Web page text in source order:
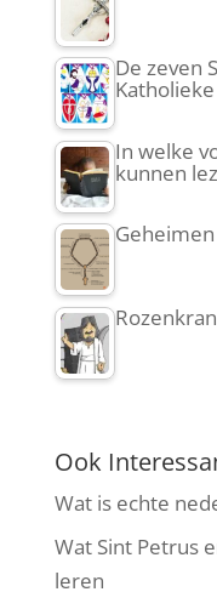
De zeven
In welke
kunnen
Ook
Wat is echte
Wat Sint Petrus
leren